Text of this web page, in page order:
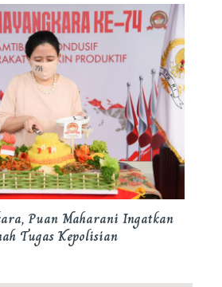
Puan Maharani Ingatkan
Tugas Kepolisian